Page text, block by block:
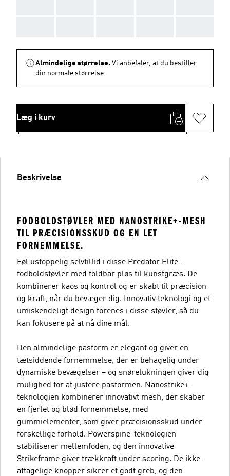
Almindelige størrelse. Vi anbefaler, at du bestiller
din normale størrelse.
Læg i kurv
Beskrivelse
FODBOLDSTØVLER MED NANOSTRIKE+-MESH
TIL PRÆCISIONSSKUD OG EN LET
FORNEMMELSE.
Føl ustoppelig selvtillid i disse Predator Elite-
fodboldstøvler med foldbar pløs til kunstgræs. De
kombinerer kaos og kontrol og er skabt til præcision
og kraft, når du bevæger dig. Innovativ teknologi og et
umiskendeligt design forenes i disse støvler, så du
kan fokusere på at nå dine mål.
Den almindelige pasform er elegant og giver en
tætsiddende fornemmelse, der er behagelig under
dynamiske bevægelser – og snørelukningen giver dig
mulighed for at justere pasformen. Nanostrike+-
teknologien kombinerer innovativt mesh, der skaber
en fjerlet og blød fornemmelse, med
gummielementer, som giver præcisionsskud under
forskellige forhold. Powerspine-teknologien
stabiliserer mellemfoden, og den innovative
Strikeframe giver trækkraft under scoring. De ikke-
aftagelige knopper sikrer et godt greb, og den